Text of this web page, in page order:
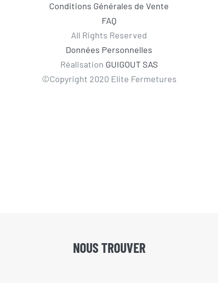
Conditions Générales de Vente
FAQ
All Rights Reserved
Données Personnelles
Réalisation GUIGOUT SAS
©Copyright 2020 Elite Fermetures
NOUS TROUVER